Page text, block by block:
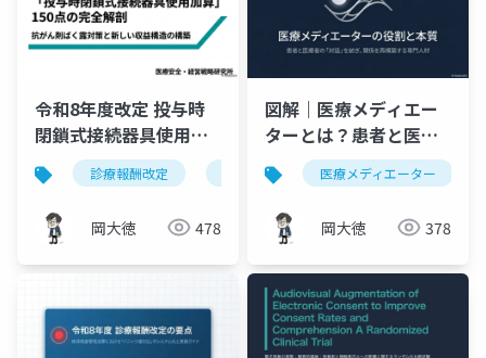
令和8年度改定 投与時
閉鎖式接続器具使用加
算150点の完全ガイド｜
抗がん剤ばく露対策と
算定要件
診療報酬改定 投与時閉鎖式接続器具使用加算
岡大徳 478
図解｜医療メディエー
ターとは？患者と医療
者の対話を支える役割
と4つの原則
医療メディエーター
岡大徳 378